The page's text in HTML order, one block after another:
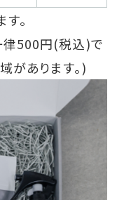
。
律500円(税込)で
があります。)